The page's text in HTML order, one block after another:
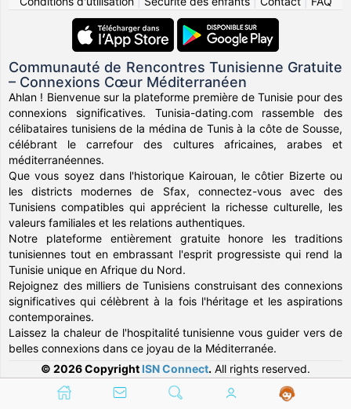
Communauté de Rencontres Tunisienne Gratuite
– Connexions Cœur Méditerranéen
Ahlan ! Bienvenue sur la plateforme première de Tunisie pour des
connexions significatives. Tunisia-dating.com rassemble des
célibataires tunisiens de la médina de Tunis à la côte de Sousse,
célébrant le carrefour des cultures africaines, arabes et
méditerranéennes.
Que vous soyez dans l'historique Kairouan, le côtier Bizerte ou
les districts modernes de Sfax, connectez-vous avec des
Tunisiens compatibles qui apprécient la richesse culturelle, les
valeurs familiales et les relations authentiques.
Notre plateforme entièrement gratuite honore les traditions
tunisiennes tout en embrassant l'esprit progressiste qui rend la
Tunisie unique en Afrique du Nord.
Rejoignez des milliers de Tunisiens construisant des connexions
significatives qui célèbrent à la fois l'héritage et les aspirations
contemporaines.
Laissez la chaleur de l'hospitalité tunisienne vous guider vers de
belles connexions dans ce joyau de la Méditerranée.
© 2026 Copyright ISN Connect. All rights reserved.